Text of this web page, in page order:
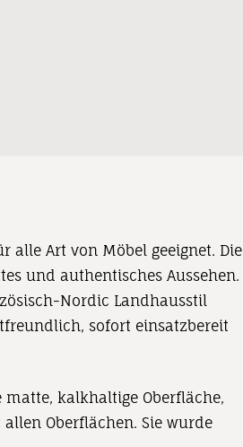
alle Art von Möbel geeignet. Die
und authentisches Aussehen.
Nordic Landhausstil
sofort einsatzbereit
matte, kalkhaltige Oberfläche,
allen Oberflächen. Sie wurde